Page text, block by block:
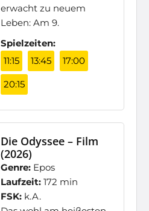
erwacht zu neuem
Leben: Am 9.
Spielzeiten:
11:15
13:45 17:00
20:15
Die Odyssee – Film
(2026)
Genre: Epos
Laufzeit: 172 min
FSK: k.A.